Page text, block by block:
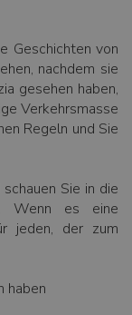
Geschichten von
nachdem sie
gesehen haben,
Verkehrsmasse
Regeln und Sie
Sie in die
Wenn es eine
jeden, der zum
haben